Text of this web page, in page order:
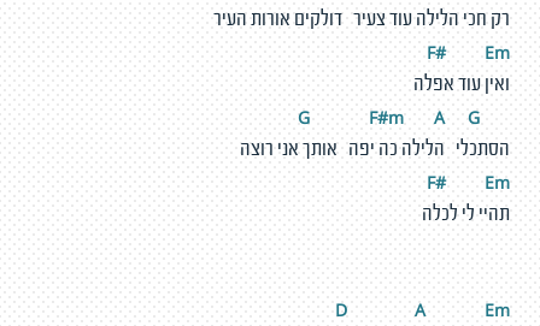
רק חכי הלילה עוד צעיר דולקים אורות העיר
F# Em
ואין עוד אפלה
F#m A G
הסתכלי הלילה כה יפה אותך אני רוצה
F# Em
תהיי לי לכלה
D A Em